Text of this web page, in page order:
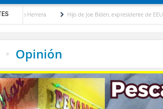
Hijo de Joe Biden, expresidente de EEUU,
Opinión